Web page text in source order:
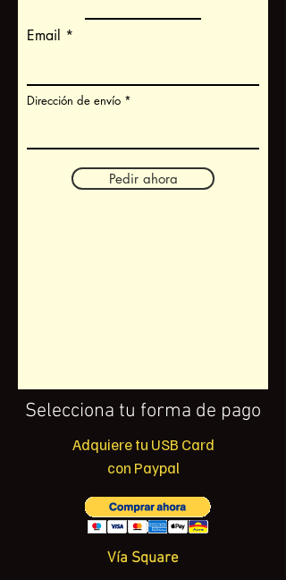
Email
Dirección de envío
Pedir ahora
Selecciona tu forma de pago
Adquiere tu USB Card
con Paypal
Vía Square